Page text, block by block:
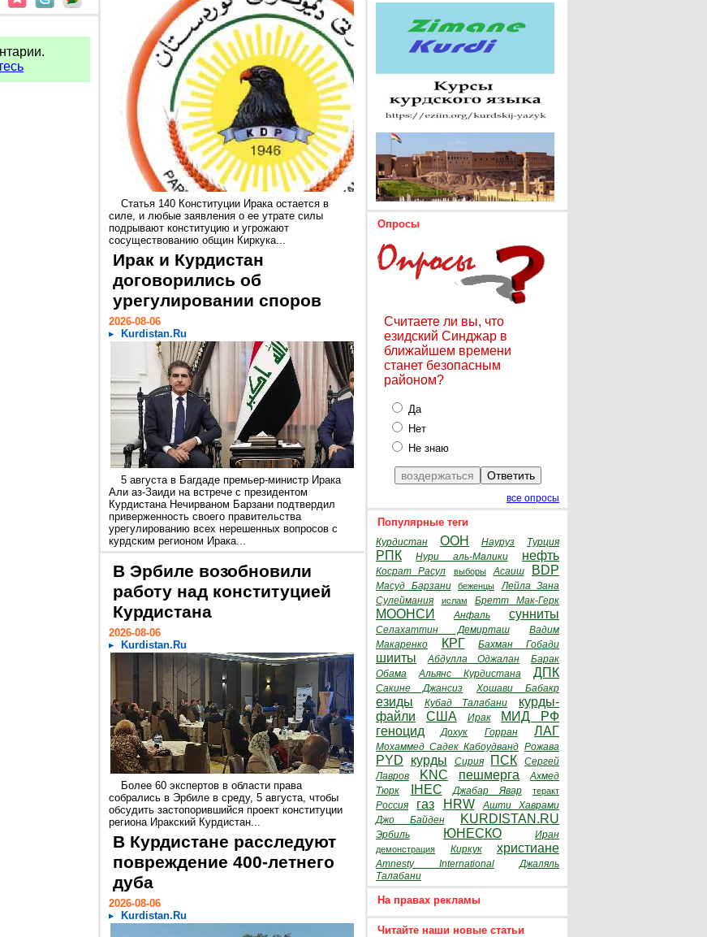
Статья 140 Конституции Ирака остается в
силе, и любые заявления о ее утрате силы
подрывают конституцию и угрожают
сосуществованию общин Киркука...
Ирак и Курдистан
договорились об
урегулировании споров
2026-08-06
Kurdistan.Ru
5 августа в Багдаде премьер-министр Ирака
Али аз-Заиди на встрече с президентом
Курдистана Нечирваном Барзани подтвердил
приверженность своего правительства
урегулированию всех нерешенных вопросов с
курдским регионом Ирака...
В Эрбиле возобновили
работу над конституцией
Курдистана
2026-08-06
Kurdistan.Ru
Более 60 экспертов в области права
собрались в Эрбиле в среду, 5 августа, чтобы
обсудить застопорившийся проект конституции
региона Иракский Курдистан...
В Курдистане расследуют
повреждение 400-летнего
дуба
2026-08-06
Kurdistan.Ru
Опросы
Считаете ли вы, что
езидский Синджар в
ближайшем времени
станет безопасным
районом?
Да
Нет
Не знаю
все опросы
Популярные теги
Курдистан ООН Науруз Турция
РПК Нури аль-Малики нефть
Косрат Расул выборы Асаиш BDP
Масуд Барзани беженцы
Лейла Зана
Сулеймания
ислам Бретт Мак-Герк
МООНСИ Анфаль сунниты
Селахаттин Демирташ
Вадим
Макаренко
КРГ Бахман Гобади
шииты Абдулла Оджалан
Барак
Обама
Альянс Курдистана ДПК
Сакине Джансиз Хошави Бабакр
езиды Кубад Талабани
курды-
файли
США Ирак
МИД РФ
геноцид
Дохук Горран ЛАГ
Мохаммед Садек Кабоудванд Рожава
PYD курды Сирия ПСК
Сергей
Лавров
KNC пешмерга
Ахмед
Тюрк
IHEC Джабар Явар теракт
Россия газ HRW
Ашти Хаврами
Джо Байден
KURDISTAN.RU
Эрбиль ЮНЕСКО Иран
демонстрация Киркук христиане
Amnesty International
Джаляль
Талабани
На правах рекламы
Читайте наши новые статьи